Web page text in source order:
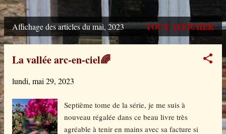
A
Affichage des articles du mai, 2023 TOUT AFFICHER
La vallée arc-en-ciel🌈
lundi, mai 29, 2023
Septième tome de la série, je me suis à
nouveau régalée dans ce beau livre très
agréable à tenir en mains avec sa facture si